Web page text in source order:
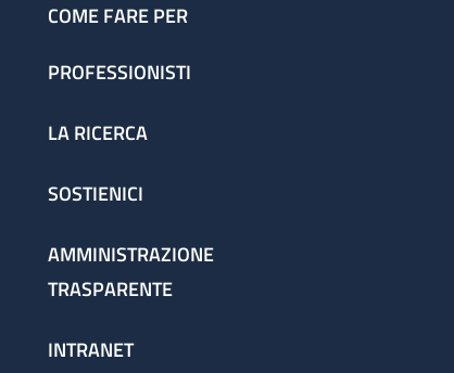
COME FARE PER
PROFESSIONISTI
LA RICERCA
SOSTIENICI
AMMINISTRAZIONE
TRASPARENTE
INTRANET